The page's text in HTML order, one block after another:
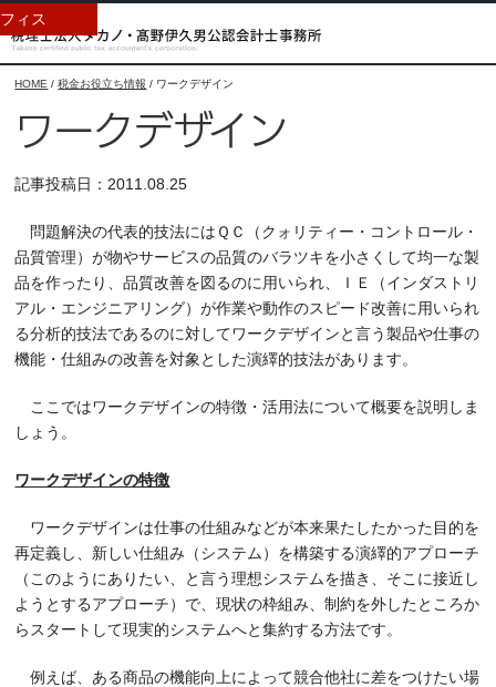
ィス
HOME /税金お役立ち情報 / ワークデザイン
ワークデザイン
記事投稿日：2011.08.25
問題解決の代表的技法にはＱＣ（クォリティー・コントロール・
品質管理）が物やサービスの品質のバラツキを小さくして均一な製
品を作ったり、品質改善を図るのに用いられ、ＩＥ（インダストリ
アル・エンジニアリング）が作業や動作のスピード改善に用いられ
る分析的技法であるのに対してワークデザインと言う製品や仕事の
機能・仕組みの改善を対象とした演繹的技法があります。
ここではワークデザインの特徴・活用法について概要を説明しま
しょう。
ワークデザインの特徴
ワークデザインは仕事の仕組みなどが本来果たしたかった目的を
再定義し、新しい仕組み（システム）を構築する演繹的アプローチ
（このようにありたい、と言う理想システムを描き、そこに接近し
ようとするアプローチ）で、現状の枠組み、制約を外したところか
らスタートして現実的システムへと集約する方法です。
例えば、ある商品の機能向上によって競合他社に差をつけたい場